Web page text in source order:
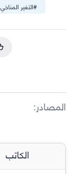
#التغير المناخي
المصادر:
الكاتب